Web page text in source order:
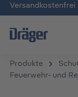
Zum Hauptinhalt
Versandkostenfrei
Produkte
Feuerwehr- und